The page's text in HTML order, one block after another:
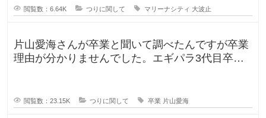
閲覧数：6.64K つりに関して マリーナシティ 大波止
片山愛海さんが卒業と聞いて調べたんですが卒業
理由が分かりませんでした。エギパラ3代目卒業
閲覧数：23.15K つりに関して 卒業 片山愛海